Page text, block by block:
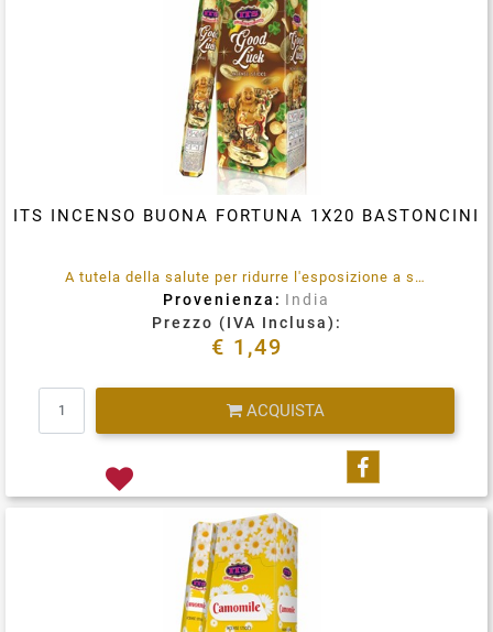
ITS INCENSO BUONA FORTUNA 1X20 BASTONCINI
A tutela della salute per ridurre l'esposizione a sostanze emesse durante la combustione (quali benzene e toluene) utilizzare in locali opportunamente ventilati, in maniera assolutamente saltuaria.
Provenienza: India
Prezzo (IVA Inclusa):
€ 1,49
ACQUISTA
Condividi su